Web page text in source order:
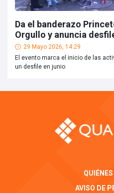
Da el banderazo
Orgullo y anuncia
29 Mayo 2026, 14:29
El evento marca el inicio de las
un desfile en junio
AVISO DE